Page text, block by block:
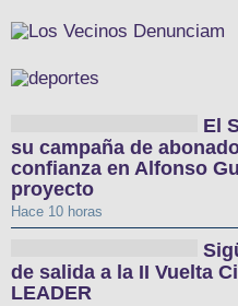
El
su campaña de
confianza en Alfonso
proyecto
Hace 10 horas
de salida a la II Vuelta
LEADER